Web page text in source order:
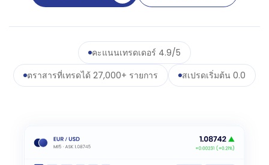
คะแนนเทรดเดอร์ 4.9/5
ตราสารที่เทรดได้ 27,000+ รายการ
สเปรดเริ่มต้น 0.0